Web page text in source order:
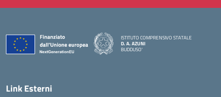
ISTITUTO COMPRENSIVO STATALE
D. A. AZUNI
BUDDUSO'
Link Esterni